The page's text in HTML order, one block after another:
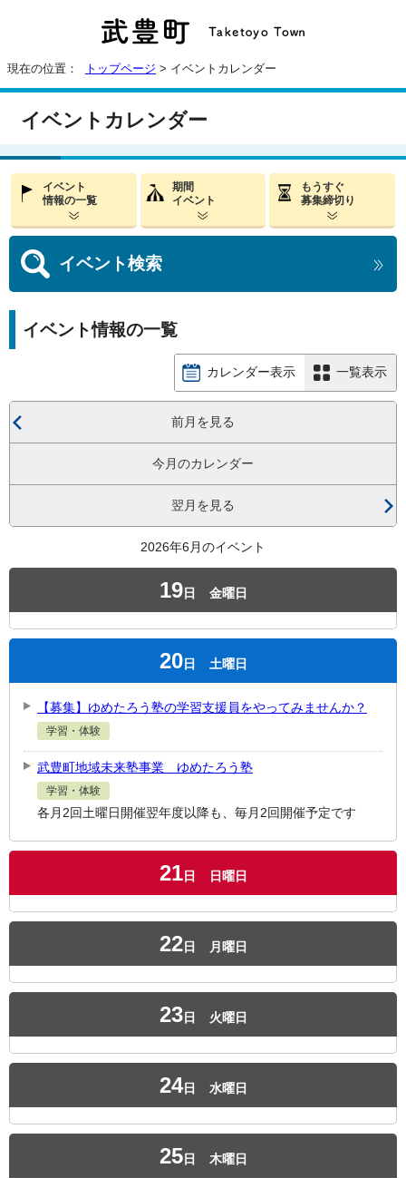
現在の位置： トップページ > イベントカレンダー
イベントカレンダー
イベント
情報の一覧
期間
イベント
もうすぐ
募集締切り
イベント検索
イベント情報の一覧
カレンダー表示 一覧表示
前月を見る
今月のカレンダー
翌月を見る
2026年6月のイベント
19日 金曜日
20日 土曜日
【募集】ゆめたろう塾の学習支援員をやってみませんか？
学習・体験
武豊町地域未来塾事業 ゆめたろう塾
学習・体験
各月2回土曜日開催翌年度以降も、毎月2回開催予定です
21日 日曜日
22日 月曜日
23日 火曜日
24日 水曜日
25日 木曜日